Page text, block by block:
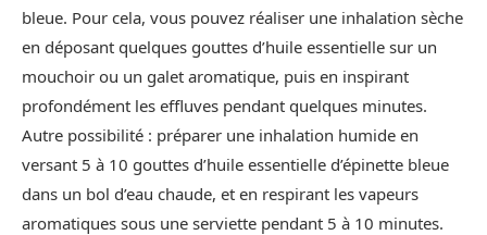
bleue. Pour cela, vous pouvez réaliser une inhalation sèche
en déposant quelques gouttes d’huile essentielle sur un
mouchoir ou un galet aromatique, puis en inspirant
profondément les effluves pendant quelques minutes.
Autre possibilité : préparer une inhalation humide en
versant 5 à 10 gouttes d’huile essentielle d’épinette bleue
dans un bol d’eau chaude, et en respirant les vapeurs
aromatiques sous une serviette pendant 5 à 10 minutes.